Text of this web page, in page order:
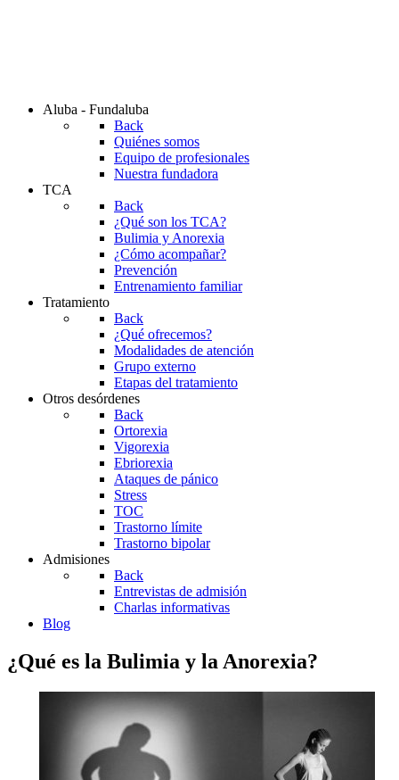
Aluba - Fundaluba
Back
Quiénes somos
Equipo de profesionales
Nuestra fundadora
TCA
Back
¿Qué son los TCA?
Bulimia y Anorexia
¿Cómo acompañar?
Prevención
Entrenamiento familiar
Tratamiento
Back
¿Qué ofrecemos?
Modalidades de atención
Grupo externo
Etapas del tratamiento
Otros desórdenes
Back
Ortorexia
Vigorexia
Ebriorexia
Ataques de pánico
Stress
TOC
Trastorno límite
Trastorno bipolar
Admisiones
Back
Entrevistas de admisión
Charlas informativas
Blog
¿Qué es la Bulimia y la Anorexia?